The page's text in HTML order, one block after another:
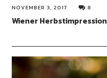
NOVEMBER 3, 2017 8
Wiener